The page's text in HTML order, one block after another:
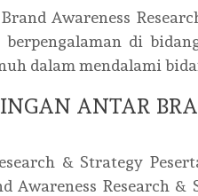
Awareness
di
dalam mendalami
ANTAR
& Strategy
Awareness Research &